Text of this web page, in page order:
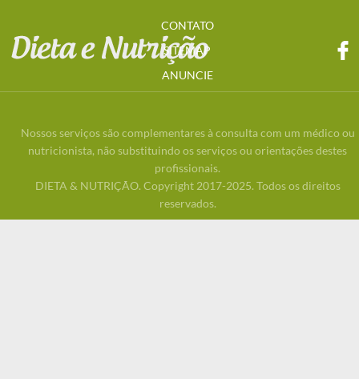
CONTATO
SITEMAP
ANUNCIE
Nossos serviços são complementares à consulta com um médico ou
nutricionista, não substituindo os serviços ou orientações destes
profissionais.
DIETA & NUTRIÇÃO. Copyright 2017-2025. Todos os direitos
reservados.